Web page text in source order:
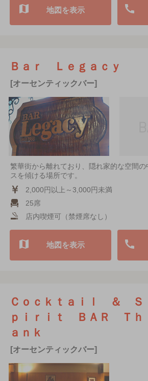
地図を表示
Ｂａｒ Ｌｅｇａｃｙ
[オーセンティックバー]
繁華街から離れており、隠れ家的な空間
スを傾ける場所です。
2,000円以上～3,000円未満
25席
店内喫煙可（禁煙席なし）
地図を表示
Ｃｏｃｋｔａｉｌ ＆ Ｓ
ｐｉｒｉｔ ＢＡＲ Ｔｈ
ａｎｋ
[オーセンティックバー]